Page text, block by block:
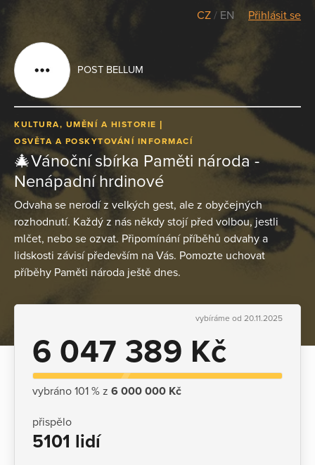
CZ / EN Přihlásit se
POST BELLUM
KULTURA, UMĚNÍ A HISTORIE
OSVĚTA A POSKYTOVÁNÍ INFORMACÍ
🎄Vánoční sbírka Paměti národa -
Nenápadní hrdinové
Odvaha se nerodí z velkých gest, ale z obyčejných
rozhodnutí. Každý z nás někdy stojí před volbou, jestli
mlčet, nebo se ozvat. Připomínání příběhů odvahy a
lidskosti závisí především na Vás. Pomozte uchovat
příběhy Paměti národa ještě dnes.
vybíráme od 20.11.2025
6 047 389 Kč
vybráno 101 % z 6 000 000 Kč
přispělo
5101 lidí